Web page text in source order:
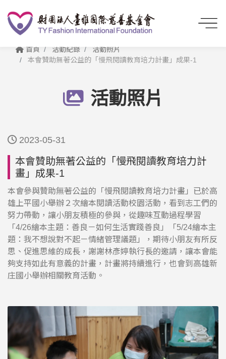
首頁 活動紀錄
活動照片
本會贊助無著公益的「慢飛閱讀教育培力計畫」成果-1
活動照片
2023-05-31
本會贊助無著公益的「慢飛閱讀教育培力計
畫」成果-1
本會參與贊助無著公益的「慢飛閱讀教育培力計畫」已於高
雄上平國小舉辦２次繪本閱讀活動校園活動，看到志工們的
努力帶動，讓小朋友積極的參與，從趣味互動過程學習
「4/26繪本主題：善良－如何生活實踐善良」「5/24繪本主
題：我不想說對不起－情緒管理議題」，期待小朋友有所反
思、促進思維的成長，謝謝林彥婷執行長的邀請，讓本會能
夠支持如此有意義的計畫，計畫將持續進行，也會到高雄新
庄國小舉辦相關教育活動。